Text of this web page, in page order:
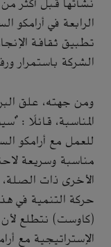
الرابعة في أرامكو
تطبيق ثقافة
الشركة باستمرار
ومن جهته، علق
المناسبة، قائلًا :
للعمل مع أرامكو
مناسبة وسريعة
الأخرى ذات الصلة،
حركة التنمية في
(كاوست) نتطلع لأن
الإستراتيجية مع